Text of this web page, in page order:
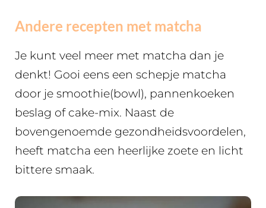
Andere recepten met matcha
Je kunt veel meer met matcha dan je
denkt! Gooi eens een schepje matcha
door je smoothie(bowl), pannenkoeken
beslag of cake-mix. Naast de
bovengenoemde gezondheidsvoordelen,
heeft matcha een heerlijke zoete en licht
bittere smaak.